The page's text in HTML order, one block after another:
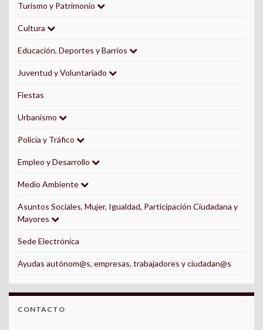
Turismo y Patrimonio
Cultura
Educación, Deportes y Barrios
Juventud y Voluntariado
Fiestas
Urbanismo
Policía y Tráfico
Empleo y Desarrollo
Medio Ambiente
Asuntos Sociales, Mujer, Igualdad, Participación Ciudadana y
Mayores
Sede Electrónica
Ayudas autónom@s, empresas, trabajadores y ciudadan@s
CONTACTO